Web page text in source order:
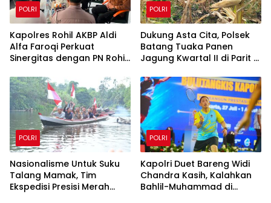
POLRI
Kapolres Rohil AKBP Aldi
Alfa Faroqi Perkuat
Sinergitas dengan PN Rohil
POLRI
Dukung Asta Cita, Polsek
Batang Tuaka Panen
Jagung Kwartal II di Parit 8
POLRI
Nasionalisme Untuk Suku
Talang Mamak, Tim
Ekspedisi Presisi Merah
POLRI
Kapolri Duet Bareng Widi
Chandra Kasih, Kalahkan
Bahlil-Muhammad di